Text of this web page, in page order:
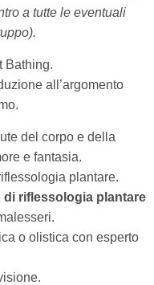
a tutte le eventuali
Bathing.
all’argomento
del corpo e della
e fantasia.
plantare.
di riflessologia plantare
o olistica con esperto